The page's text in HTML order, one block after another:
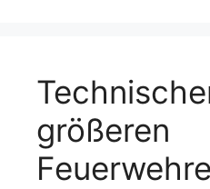
größeren